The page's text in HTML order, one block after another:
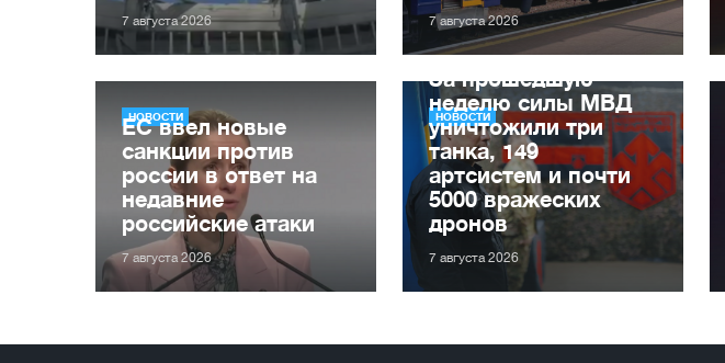
7 августа 2026 7 августа 2026
НОВОСТИ
ЕС ввел новые
санкции против
россии в ответ на
недавние
российские атаки
7 августа 2026
НОВОСТИ
За прошедшую
неделю силы МВД
уничтожили три
танка, 149
артсистем и почти
5000 вражеских
дронов
7 августа 2026